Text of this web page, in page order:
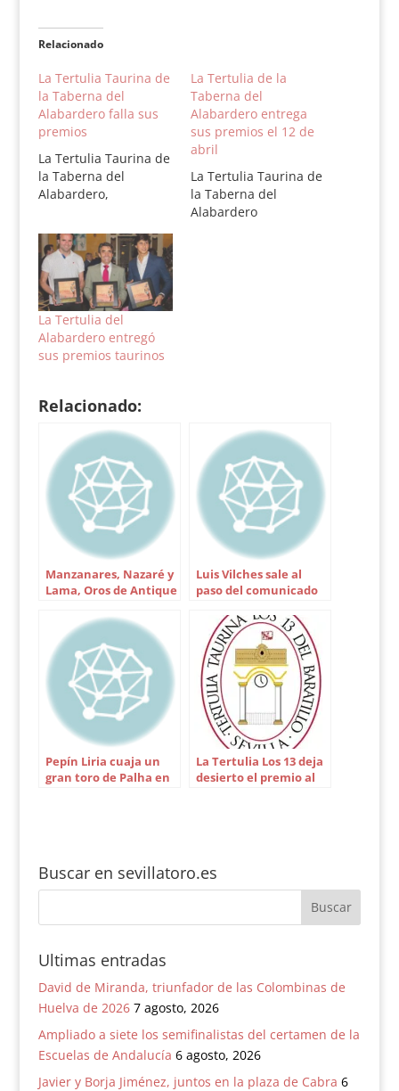
Relacionado
La Tertulia Taurina de
la Taberna del
Alabardero falla sus
premios
La Tertulia Taurina de
la Taberna del
Alabardero,
La Tertulia de la
Taberna del
Alabardero entrega
sus premios el 12 de
abril
La Tertulia Taurina de
la Taberna del
Alabardero
La Tertulia del
Alabardero entregó
sus premios taurinos
Relacionado:
Manzanares, Nazaré y
Lama, Oros de Antique
Luis Vilches sale al
paso del comunicado
Utrera
Pepín Liria cuaja un
gran toro de Palha en
La Tertulia Los 13 deja
desierto el premio al
Buscar en sevillatoro.es
Ultimas entradas
David de Miranda, triunfador de las Colombinas de
Huelva de 2026 7 agosto, 2026
Ampliado a siete los semifinalistas del certamen de la
Escuelas de Andalucía 6 agosto, 2026
Javier y Borja Jiménez, juntos en la plaza de Cabra 6